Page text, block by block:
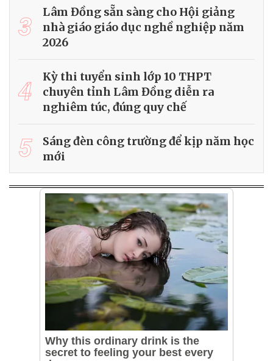
3
Lâm Đồng sẵn sàng cho Hội giảng
nhà giáo giáo dục nghề nghiệp năm
2026
4
Kỳ thi tuyển sinh lớp 10 THPT
chuyên tỉnh Lâm Đồng diễn ra
nghiêm túc, đúng quy chế
5
Sáng đèn công trường để kịp năm học
mới